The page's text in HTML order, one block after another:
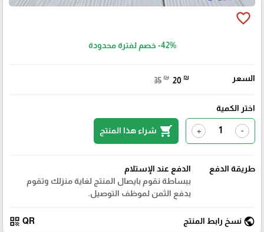
favorite_border
-42% خصم لفترة محدودة
السعر 35 ₪ 20 ₪
اختر الكمية
-
+
shopping_cart شراء هذا المنتج
طريقة الدفع
الدفع عند الإستلام
ببساطة نقوم بايصال المنتج لغاية منزلك وتقوم
بدفع الثمن لموظف التوصيل.
public نسخ رابط المنتج QR
qr_code